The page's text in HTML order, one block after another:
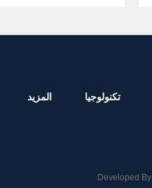
تكنولوجيا المزيد
Developed By